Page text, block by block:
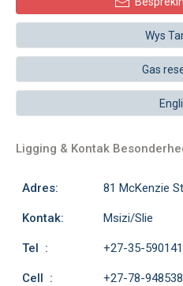
Wys
Gas
Ligging & Kontak
Adres: 81 McKenzie
Kontak: Msizi/Slie
Tel : +27-35-
Cell : +27-78-